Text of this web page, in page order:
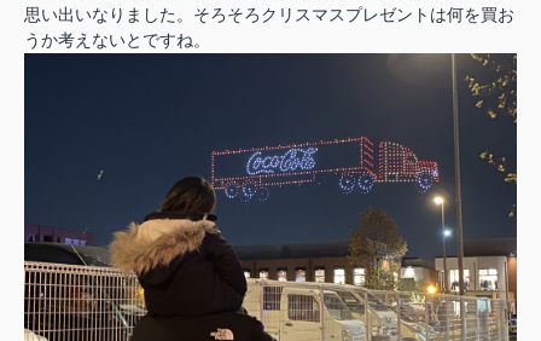
思い出いなりました。そろそろクリスマスプレゼントは何を買お
うか考えないとですね。